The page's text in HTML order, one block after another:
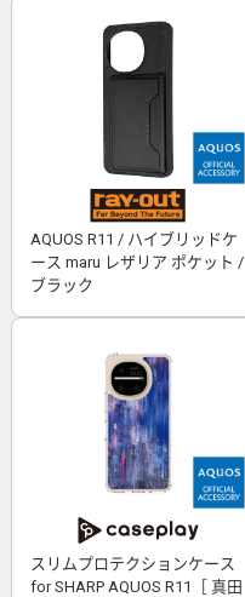
AQUOS R11 / ハイブリッドケ
ース maru レザリア ポケット /
ブラック
スリムプロテクションケース
for SHARP AQUOS R11［ 真田